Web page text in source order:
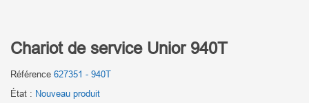
Chariot de service Unior 940T
Référence 627351 - 940T
État : Nouveau produit